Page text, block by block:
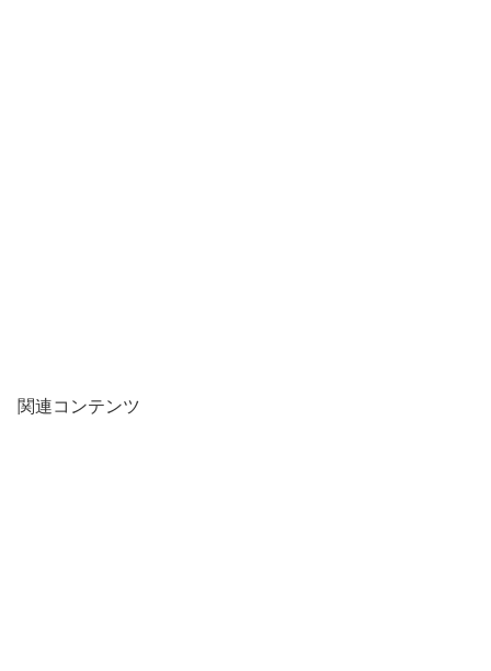
関連コンテンツ